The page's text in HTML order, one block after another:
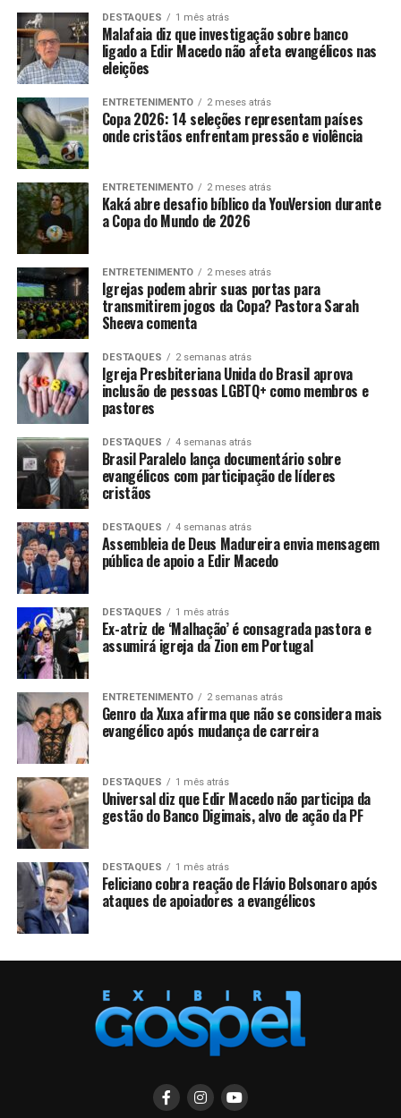
DESTAQUES 1 mês atrás
Malafaia diz que investigação sobre banco
ligado a Edir Macedo não afeta evangélicos nas
eleições
ENTRETENIMENTO 2 meses atrás
Copa 2026: 14 seleções representam países
onde cristãos enfrentam pressão e violência
ENTRETENIMENTO 2 meses atrás
Kaká abre desafio bíblico da YouVersion durante
a Copa do Mundo de 2026
ENTRETENIMENTO 2 meses atrás
Igrejas podem abrir suas portas para
transmitirem jogos da Copa? Pastora Sarah
Sheeva comenta
DESTAQUES 2 semanas atrás
Igreja Presbiteriana Unida do Brasil aprova
inclusão de pessoas LGBTQ+ como membros e
pastores
DESTAQUES 4 semanas atrás
Brasil Paralelo lança documentário sobre
evangélicos com participação de líderes
cristãos
DESTAQUES 4 semanas atrás
Assembleia de Deus Madureira envia mensagem
pública de apoio a Edir Macedo
DESTAQUES 1 mês atrás
Ex-atriz de ‘Malhação’ é consagrada pastora e
assumirá igreja da Zion em Portugal
ENTRETENIMENTO 2 semanas atrás
Genro da Xuxa afirma que não se considera mais
evangélico após mudança de carreira
DESTAQUES 1 mês atrás
Universal diz que Edir Macedo não participa da
gestão do Banco Digimais, alvo de ação da PF
DESTAQUES 1 mês atrás
Feliciano cobra reação de Flávio Bolsonaro após
ataques de apoiadores a evangélicos